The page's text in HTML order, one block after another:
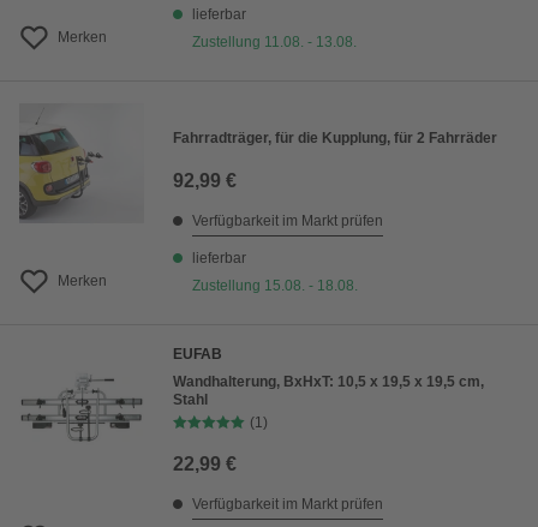
Merken
lieferbar
Zustellung 11.08. - 13.08.
Merken
Fahrradträger, für die Kupplung, für 2 Fahrräder
92,99 €
Verfügbarkeit im Markt prüfen
lieferbar
Zustellung 15.08. - 18.08.
EUFAB
Wandhalterung, BxHxT: 10,5 x 19,5 x 19,5 cm,
Stahl
(1)
22,99 €
Verfügbarkeit im Markt prüfen